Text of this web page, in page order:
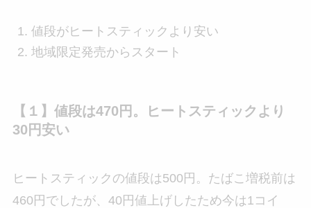
値段がヒートスティックより安い
地域限定発売からスタート
【１】値段は470円。ヒートスティックより
30円安い
ヒートスティックの値段は500円。たばこ増税前は
460円でしたが、40円値上げしたため今は1コイ